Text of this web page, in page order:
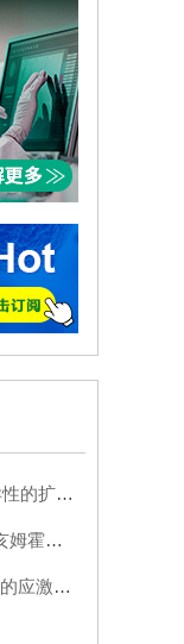
密码本
子体混合
可塑性